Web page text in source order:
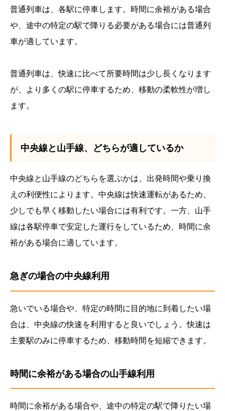
普通列車は、各駅に停車します。時間に余裕がある場合
や、途中の特定の駅で降りる必要がある場合には普通列
車が適しています。
普通列車は、快速に比べて所要時間は少し長くなります
が、より多くの駅に停車するため、移動の柔軟性が増し
ます。
中央線と山手線、どちらが適しているか
中央線と山手線のどちらを選ぶかは、出発時間や乗り換
えの利便性によります。中央線は快速運転があるため、
少しでも早く移動したい場合には有利です。一方、山手
線は各駅停車で安定した運行をしているため、時間に余
裕がある場合に適しています。
急ぎの場合の中央線利用
急いでいる場合や、特定の時間に目的地に到着したい場
合は、中央線の快速を利用すると良いでしょう。快速は
主要駅のみに停車するため、移動時間を短縮できます。
時間に余裕がある場合の山手線利用
時間に余裕がある場合や、途中の特定の駅で降りたい場